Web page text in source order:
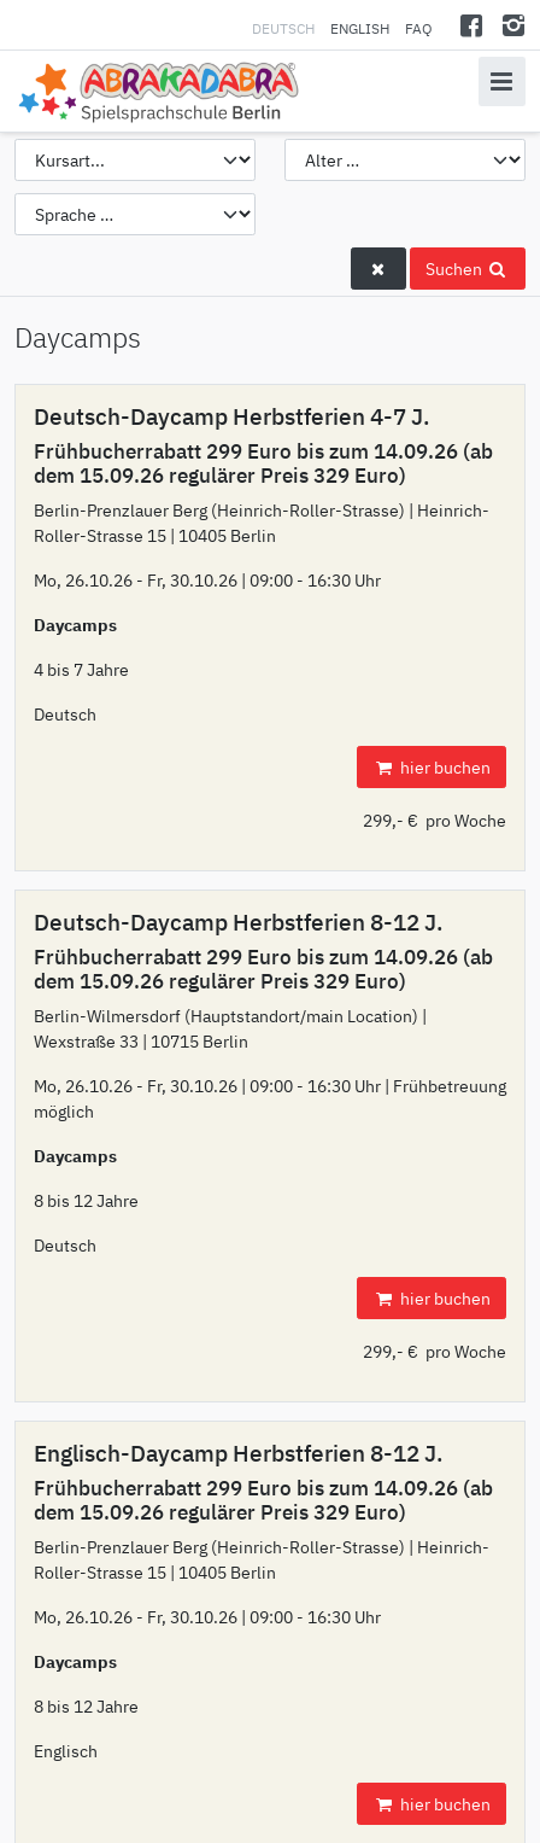
DEUTSCH ENGLISH FAQ
Suchen
Daycamps
Deutsch-Daycamp Herbstferien 4-7 J.
Frühbucherrabatt 299 Euro bis zum 14.09.26 (ab
dem 15.09.26 regulärer Preis 329 Euro)
Berlin-Prenzlauer Berg (Heinrich-Roller-Strasse) | Heinrich-
Roller-Strasse 15 | 10405 Berlin
Mo, 26.10.26 - Fr, 30.10.26 | 09:00 - 16:30 Uhr
Daycamps
4 bis 7 Jahre
Deutsch
hier buchen
299,- € pro Woche
Deutsch-Daycamp Herbstferien 8-12 J.
Frühbucherrabatt 299 Euro bis zum 14.09.26 (ab
dem 15.09.26 regulärer Preis 329 Euro)
Berlin-Wilmersdorf (Hauptstandort/main Location) |
Wexstraße 33 | 10715 Berlin
Mo, 26.10.26 - Fr, 30.10.26 | 09:00 - 16:30 Uhr | Frühbetreuung
möglich
Daycamps
8 bis 12 Jahre
Deutsch
hier buchen
299,- € pro Woche
Englisch-Daycamp Herbstferien 8-12 J.
Frühbucherrabatt 299 Euro bis zum 14.09.26 (ab
dem 15.09.26 regulärer Preis 329 Euro)
Berlin-Prenzlauer Berg (Heinrich-Roller-Strasse) | Heinrich-
Roller-Strasse 15 | 10405 Berlin
Mo, 26.10.26 - Fr, 30.10.26 | 09:00 - 16:30 Uhr
Daycamps
8 bis 12 Jahre
Englisch
hier buchen